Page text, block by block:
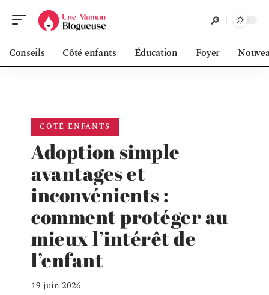
Conseils Côté enfants Éducation Foyer
CÔTÉ ENFANTS
Adoption simple
avantages et
inconvénients :
comment protéger au
mieux l’intérêt de
l’enfant
19 juin 2026